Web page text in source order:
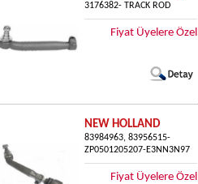
3176382- TRACK ROD
Fiyat Üyelere Özel
NEW HOLLAND
83984963, 83956515-
ZP0501205207-E3NN3N97
Fiyat Üyelere Özel